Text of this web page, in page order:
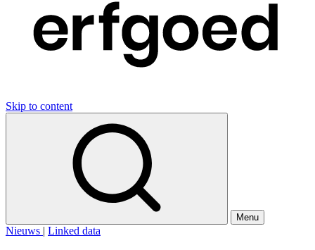
Skip to content
Menu
Nieuws | Linked data